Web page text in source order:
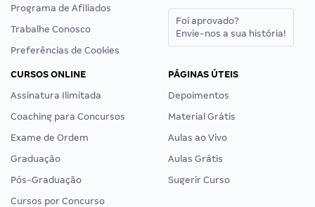
Programa de Afiliados
Trabalhe Conosco
Preferências de Cookies
Foi aprovado?
Envie-nos a sua história!
CURSOS ONLINE
Assinatura Ilimitada
Coaching para Concursos
Exame de Ordem
Graduação
Pós-Graduação
Cursos por Concurso
PÁGINAS ÚTEIS
Depoimentos
Material Grátis
Aulas ao Vivo
Aulas Grátis
Sugerir Curso